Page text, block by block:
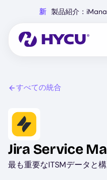
content
新 製品紹介：
すべての統合
Image
Jira Service
最も重要なITSMデータと